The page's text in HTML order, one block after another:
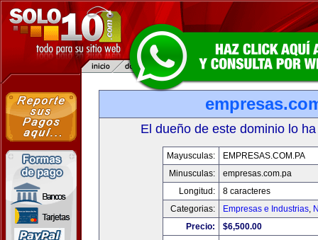
El dueño de este dominio lo
Mayusculas:
EMPRESAS.COM.PA
Minusculas:
empresas.com.pa
Longitud:
8 caracteres
Categorias:
Empresas e Industrias,
Precio:
$6,500.00